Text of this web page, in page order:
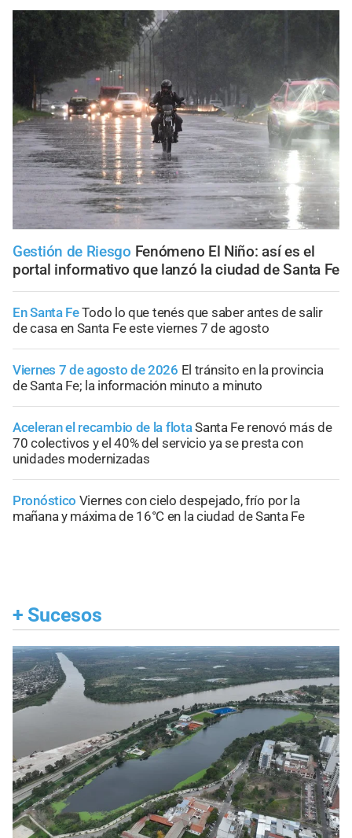
Gestión de Riesgo Fenómeno El Niño: así es el
portal informativo que lanzó la ciudad de Santa Fe
En Santa FeTodo lo que tenés que saber antes de salir
de casa en Santa Fe este viernes 7 de agosto
Viernes 7 de agosto de 2026 El tránsito en la provincia
de Santa Fe; la información minuto a minuto
Aceleran el recambio de la flotaSanta Fe renovó más de
70 colectivos y el 40% del servicio ya se presta con
unidades modernizadas
Pronóstico Viernes con cielo despejado, frío por la
mañana y máxima de 16°C en la ciudad de Santa Fe
+ Sucesos